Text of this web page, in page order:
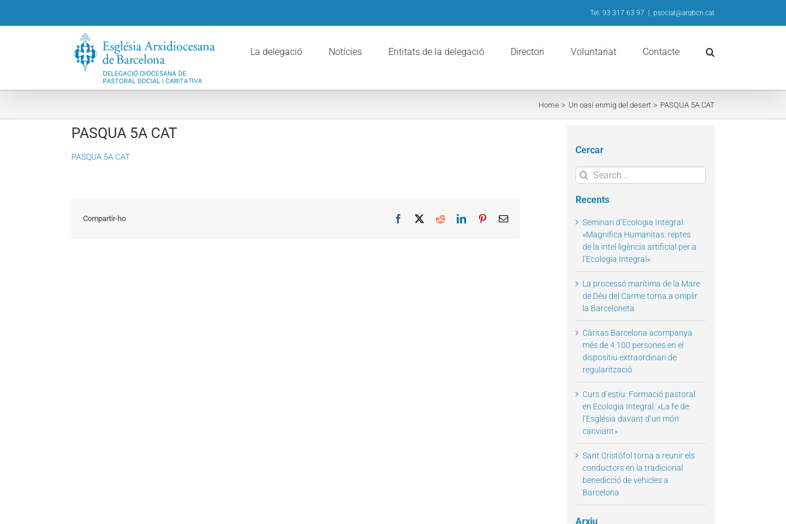
Tel. 93 317 63 97 psocial@arqbcn.cat
La delegació Notícies Entitats de la delegació Directori Voluntariat Contacte
Home Un oasi enmig del desert PASQUA 5A CAT
PASQUA 5A CAT
PASQUA 5A CAT
Compartir-ho Facebook RedditLinkedInPinterestEmail
Cercar
Search
for:
Recents
Seminari d’Ecologia Integral:
«Magnifica Humanitas: reptes
de la intel·ligència artificial per a
l’Ecologia Integral»
La processó marítima de la Mare
de Déu del Carme torna a omplir
la Barceloneta
Càritas Barcelona acompanya
més de 4.100 persones en el
dispositiu extraordinari de
regularització
Curs d’estiu: Formació pastoral
en Ecologia Integral: «La fe de
l’Església davant d’un món
canviant»
Sant Cristòfol torna a reunir els
conductors en la tradicional
benedicció de vehicles a
Barcelona
Arxiu